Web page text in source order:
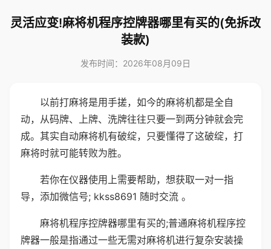
灵活应变!麻将机程序控牌器哪里有买的(免拆改
装款)
发布时间：2026年08月09日
以前打麻将是用手搓，如今的麻将机都是全自
动，从码牌、上牌、洗牌往往只要一到两分钟就会完
成。其实自动麻将机有破绽，只要懂得了这破绽，打
麻将时就可能转败为胜。
若你在仪器使用上需要帮助，想获取一对一指
导，添加微信号; kkss8691 随时交流 。
麻将机程序控牌器哪里有买的;普通麻将机程序控
牌器一般是指通过一些无需对麻将机进行复杂安装操